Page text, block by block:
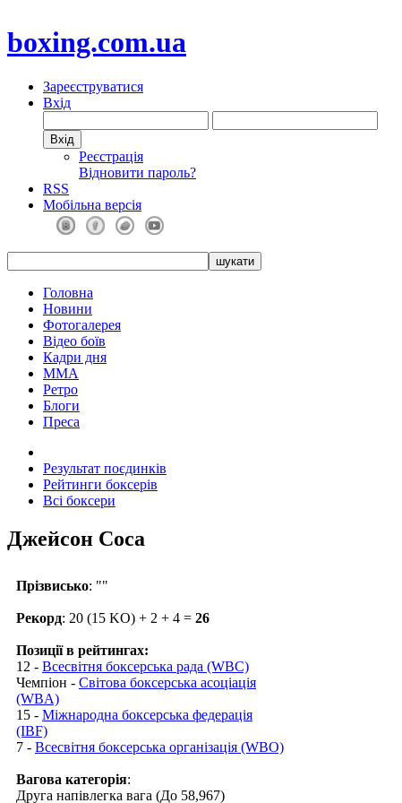
boxing.com.ua
Зареєструватися
Вхід
Реєстрація
Відновити пароль?
RSS
Мобільна версія
Головна
Новини
Фотогалерея
Відео боїв
Кадри дня
ММА
Ретро
Блоги
Преса
Результат поєдинків
Рейтинги боксерів
Всі боксери
Джейсон Соса
Прізвисько: ""
Рекорд: 20 (15 KO) + 2 + 4 = 26
Позиції в рейтингах:
12 - Всесвітня боксерська рада (WBC)
Чемпіон - Світова боксерська асоціація
(WBA)
15 - Міжнародна боксерська федерація
(IBF)
7 - Всесвітня боксерська організація (WBO)
Вагова категорія:
Друга напівлегка вага (До 58,967)